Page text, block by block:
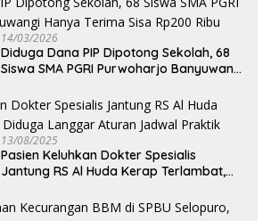
14/03/2026
Diduga Dana PIP Dipotong Sekolah, 68
Siswa SMA PGRI Purwoharjo Banyuwangi
13/08/2025
Pasien Keluhkan Dokter Spesialis
Jantung RS Al Huda Kerap Terlambat,